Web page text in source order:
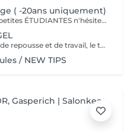
( -20ans uniquement)
Nous faisons des prix pour les petites ÉTUDIANTES n'hésitez pas a passer
Plus le délai est long, plus il y a de repousse et de travail, le tarif s'adapte donc au temps écoulé depuis votre dernier rendez-vous. Merci de choisir le remplissage adapté
/ NEW TIPS